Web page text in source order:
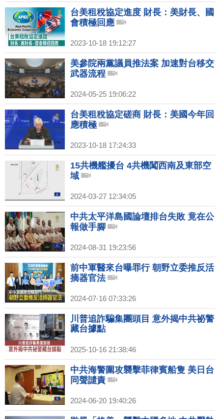
台美租稅協定進度 財長：美財長、國
會積極回應
2023-10-18 19:12:27
美參院兩黨議員推法案 加速對台移交
武器流程
2024-05-25 19:06:22
台美租稅協定磋商 財長：美國今年回
應積極
2023-10-18 17:24:33
15共機艦擾台 4共機闖西南及東部空
域
2024-03-27 12:34:05
中共太平洋島國論壇排台失敗 竟在公
報做手腳
2024-08-31 19:23:56
前中軍醫來台曝罪行 朝野立委推反活
摘器官法
2024-07-16 07:33:26
川普追詐騙集團頭目 意外揭中共祕警
藏台據點
2025-10-16 21:38:46
中共海警圍攻襲擊菲律賓船隻 美日台
同聲譴責
2024-06-20 19:40:26